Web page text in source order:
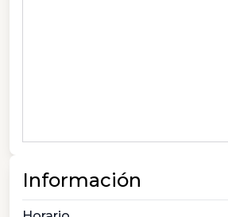
Información